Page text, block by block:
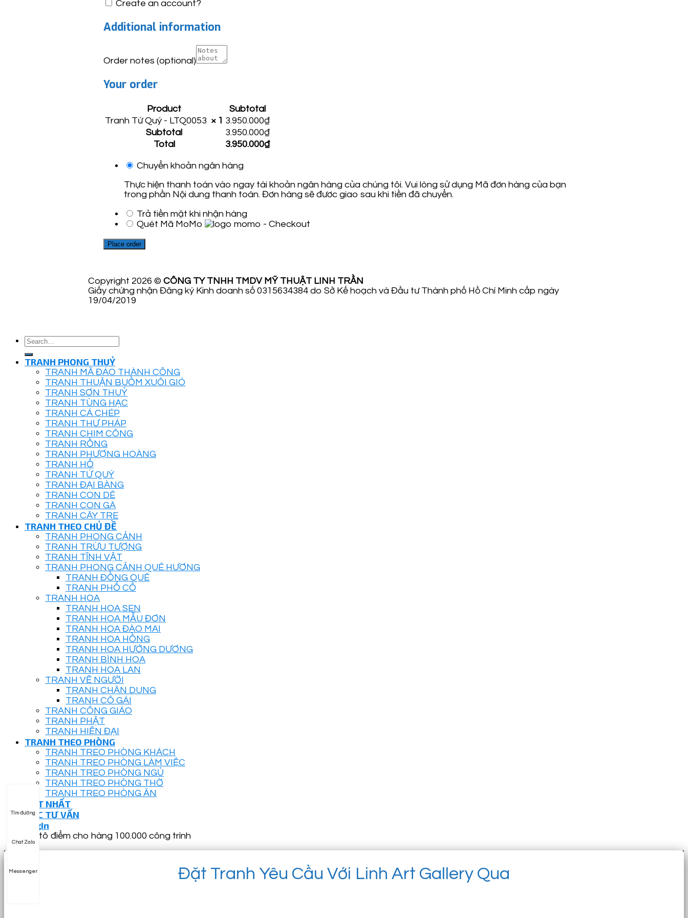
Create an account?
Additional information
Order notes (optional)
Your order
Product
Subtotal
Tranh Tứ Quý - LTQ0053 × 1 3.950.000₫
Subtotal
3.950.000₫
Total
3.950.000₫
Chuyển khoản ngân hàng
Thực hiện thanh toán vào ngay tài khoản ngân hàng của chúng tôi. Vui lòng sử dụng Mã đơn hàng của bạn
trong phần Nội dung thanh toán. Đơn hàng sẽ đươc giao sau khi tiền đã chuyển.
Trả tiền mặt khi nhận hàng
Quét Mã MoMo
Place order
Copyright 2026 © CÔNG TY TNHH TMDV MỸ THUẬT LINH TRẦN
Giấy chứng nhận Đăng ký Kinh doanh số 0315634384 do Sở Kế hoạch và Đầu tư Thành phố Hồ Chí Minh cấp ngày
19/04/2019
Search
TRANH PHONG THUỶ
TRANH MÃ ĐÁO THÀNH CÔNG
TRANH THUẬN BUỒM XUÔI GIÓ
TRANH SƠN THUỶ
TRANH TÙNG HẠC
TRANH CÁ CHÉP
TRANH THƯ PHÁP
TRANH CHIM CÔNG
TRANH RỒNG
TRANH PHƯỢNG HOÀNG
TRANH HỔ
TRANH TỨ QUÝ
TRANH ĐẠI BÀNG
TRANH CON DÊ
TRANH CON GÀ
TRANH CÂY TRE
TRANH THEO CHỦ ĐỀ
TRANH PHONG CẢNH
TRANH TRỪU TƯỢNG
TRANH TĨNH VẬT
TRANH PHONG CẢNH QUÊ HƯƠNG
TRANH ĐỒNG QUÊ
TRANH PHỐ CỔ
TRANH HOA
TRANH HOA SEN
TRANH HOA MẪU ĐƠN
TRANH HOA ĐÀO MAI
TRANH HOA HỒNG
TRANH HOA HƯỚNG DƯƠNG
TRANH BÌNH HOA
TRANH HOA LAN
TRANH VẼ NGƯỜI
TRANH CHÂN DUNG
TRANH CÔ GÁI
TRANH CÔNG GIÁO
TRANH PHẬT
TRANH HIỆN ĐẠI
TRANH THEO PHÒNG
TRANH TREO PHÒNG KHÁCH
TRANH TREO PHÒNG LÀM VIỆC
TRANH TREO PHÒNG NGỦ
TRANH TREO PHÒNG THỜ
TRANH TREO PHÒNG ĂN
HOT NHẤT
GÓC TƯ VẤN
Login
Đã tô điểm cho hàng 100.000 công trình
Đặt Tranh Yêu Cầu Với Linh Art Gallery Qua
Tìm đường
Chat Zalo
Messenger